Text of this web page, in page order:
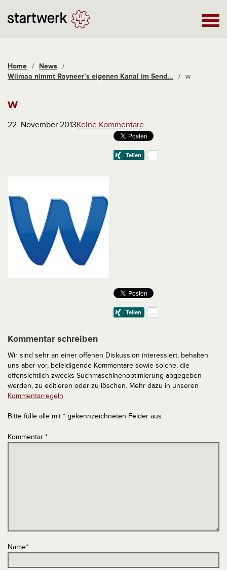
Home / News /
Wilmaa nimmt Rayneer’s eigenen Kanal im Send...
/ w
w
22. November 2013Keine Kommentare
Kommentar schreiben
Wir sind sehr an einer offenen Diskussion interessiert, behalten
uns aber vor, beleidigende Kommentare sowie solche, die
offensichtlich zwecks Suchmaschinenoptimierung abgegeben
werden, zu editieren oder zu löschen. Mehr dazu in unseren
Kommentarregeln.
Bitte fülle alle mit * gekennzeichneten Felder aus.
Kommentar *
Name*